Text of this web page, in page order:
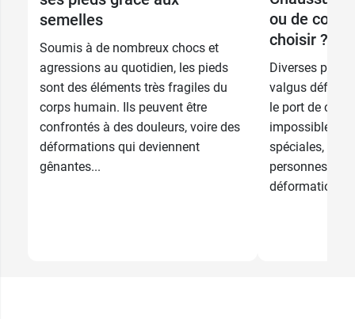
5,69 €
semelles
Soumis à de nombreux chocs et
agressions au quotidien, les pieds
sont des éléments très fragiles du
corps humain. Ils peuvent être
confrontés à des douleurs, voire des
déformations qui deviennent
gênantes...
ou de
choisir ?
Diverses
valgus
le port de
impossible.
spéciales, les
personnes
déformation...